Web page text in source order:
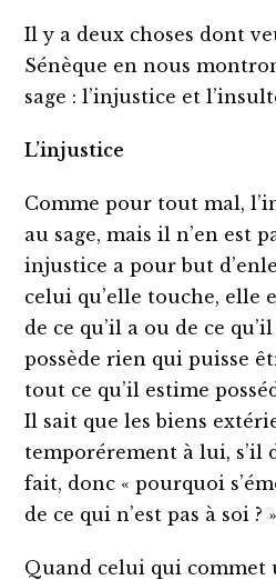
Il y a deux choses dont
Sénèque en nous
sage : l’injustice et
L’injustice
Comme pour tout mal,
au sage, mais il n’en est
injustice a pour but
celui qu’elle touche, elle
de ce qu’il a ou de ce
possède rien qui puisse
tout ce qu’il estime
Il sait que les biens
temporérement à lui, s’il
fait, donc « pourquoi
de ce qui n’est pas à soi ? »
Quand celui qui commet